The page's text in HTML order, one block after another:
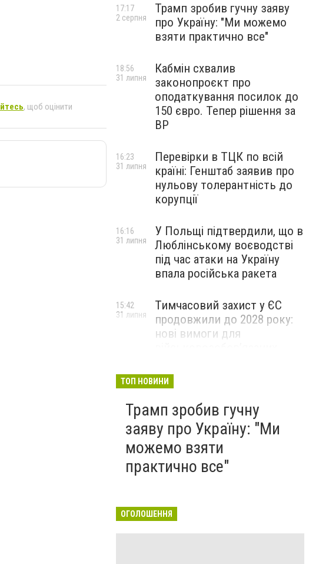
, щоб оцінити
Трамп зробив гучну заяву
про Україну: "Ми можемо
взяти практично все"
17:17
2 серпня
Кабмін схвалив
законопроєкт про
оподаткування посилок до
150 євро. Тепер рішення за
ВР
18:56
31 липня
Перевірки в ТЦК по всій
країні: Генштаб заявив про
нульову толерантність до
корупції
16:23
31 липня
У Польщі підтвердили, що в
Люблінському воєводстві
під час атаки на Україну
впала російська ракета
16:16
31 липня
Тимчасовий захист у ЄС
продовжили до 2028 року:
нові вимоги для
15:42
31 липня
ТОП НОВИНИ
Трамп зробив гучну
заяву про Україну: "Ми
можемо взяти
практично все"
ОГОЛОШЕННЯ